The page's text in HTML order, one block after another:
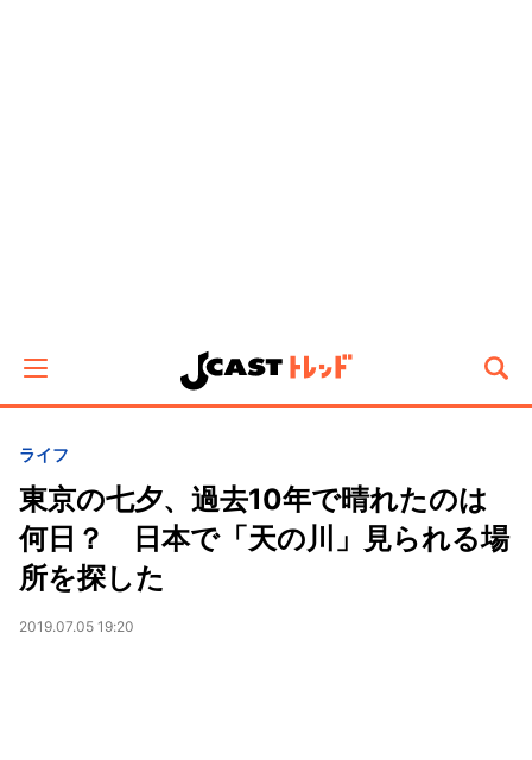
ライフ
東京の七夕、過去10年で晴れたのは
何日？ 日本で「天の川」見られる場
所を探した
2019.07.05 19:20